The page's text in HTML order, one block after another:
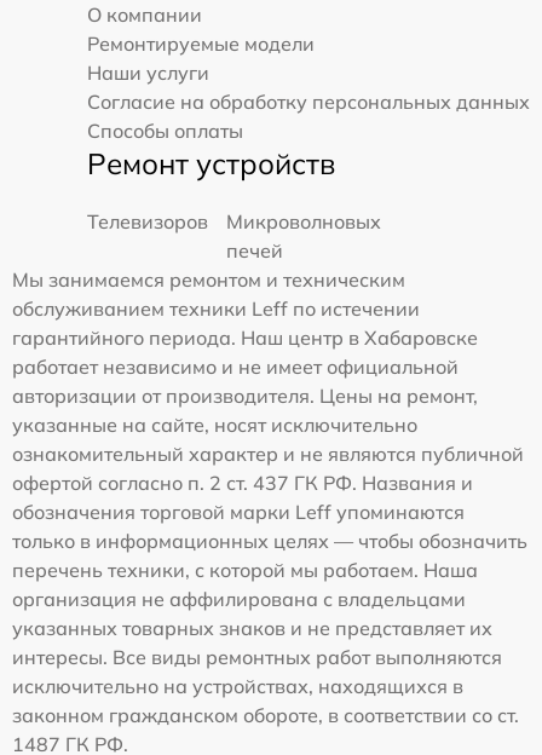
О компании
Ремонтируемые модели
Наши услуги
Согласие на обработку персональных данных
Способы оплаты
Ремонт устройств
Телевизоров
Микроволновых
печей
Мы занимаемся ремонтом и техническим
обслуживанием техники Leff по истечении
гарантийного периода. Наш центр в Хабаровске
работает независимо и не имеет официальной
авторизации от производителя. Цены на ремонт,
указанные на сайте, носят исключительно
ознакомительный характер и не являются публичной
офертой согласно п. 2 ст. 437 ГК РФ. Названия и
обозначения торговой марки Leff упоминаются
только в информационных целях — чтобы обозначить
перечень техники, с которой мы работаем. Наша
организация не аффилирована с владельцами
указанных товарных знаков и не представляет их
интересы. Все виды ремонтных работ выполняются
исключительно на устройствах, находящихся в
законном гражданском обороте, в соответствии со ст.
1487 ГК РФ.